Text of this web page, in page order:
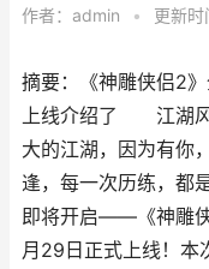
作者： admin • 更新
摘要：《神雕侠侣2
上线介绍了 江湖
大的江湖，因为有你
逢，每一次历练，都
即将开启——《神雕
月29日正式上线！本